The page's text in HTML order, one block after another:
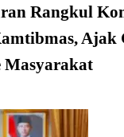
Rangkul
Ajak
Masyarakat